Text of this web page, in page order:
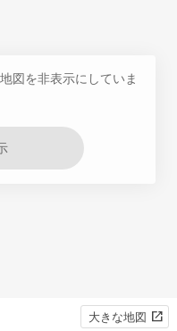
図を非表示にしていま
大きな地図